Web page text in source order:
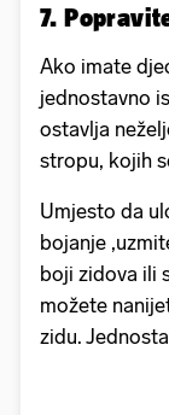
7.
Ako imate
jednostavno
ostavlja
stropu, kojih
Umjesto da
bojanje
boji zidova ili
možete
zidu.